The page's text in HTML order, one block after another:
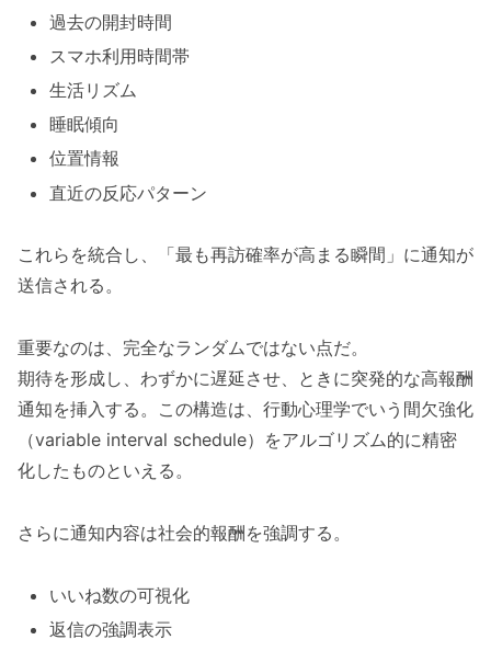
過去の開封時間
スマホ利用時間帯
生活リズム
睡眠傾向
位置情報
直近の反応パターン
これらを統合し、「最も再訪確率が高まる瞬間」に通知が
送信される。
重要なのは、完全なランダムではない点だ。
期待を形成し、わずかに遅延させ、ときに突発的な高報酬
通知を挿入する。この構造は、行動心理学でいう間欠強化
（variable interval schedule）をアルゴリズム的に精密
化したものといえる。
さらに通知内容は社会的報酬を強調する。
いいね数の可視化
返信の強調表示